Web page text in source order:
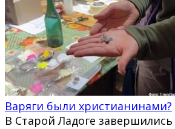
Варяги были христианинами?
В Старой Ладоге завершились